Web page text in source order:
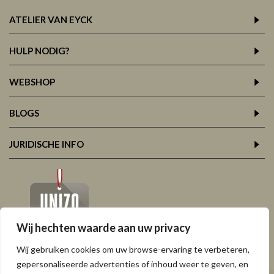
Wij hechten waarde aan uw privacy
Wij gebruiken cookies om uw browse-ervaring te verbeteren,
gepersonaliseerde advertenties of inhoud weer te geven, en
ATELIER VAN EYCK
HULP NODIG?
WEBSHOP
BLOGS
JURIDISCHE INFO